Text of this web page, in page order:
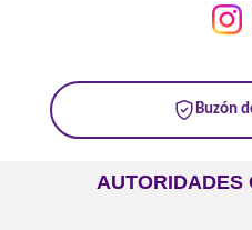
Buzón
AUTORIDADES